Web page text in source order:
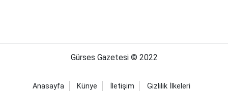
Gürses Gazetesi © 2022
Anasayfa Künye İletişim Gizlilik İlkeleri